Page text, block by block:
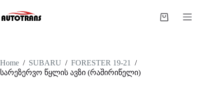
Home / SUBARU / FORESTER 19-21
/
სარეზერვო წყლის ავზი (რაშირიწელი)